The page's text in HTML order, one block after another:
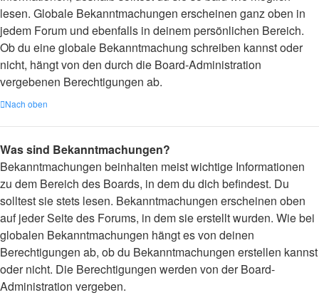
lesen. Globale Bekanntmachungen erscheinen ganz oben in
jedem Forum und ebenfalls in deinem persönlichen Bereich.
Ob du eine globale Bekanntmachung schreiben kannst oder
nicht, hängt von den durch die Board-Administration
vergebenen Berechtigungen ab.
Nach oben
Was sind Bekanntmachungen?
Bekanntmachungen beinhalten meist wichtige Informationen
zu dem Bereich des Boards, in dem du dich befindest. Du
solltest sie stets lesen. Bekanntmachungen erscheinen oben
auf jeder Seite des Forums, in dem sie erstellt wurden. Wie bei
globalen Bekanntmachungen hängt es von deinen
Berechtigungen ab, ob du Bekanntmachungen erstellen kannst
oder nicht. Die Berechtigungen werden von der Board-
Administration vergeben.